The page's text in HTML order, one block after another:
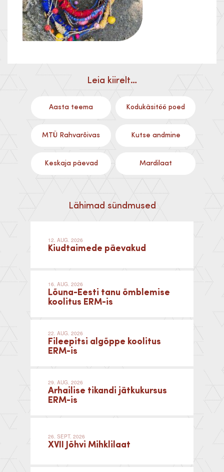
Leia kiirelt…
Aasta teema Kodukäsitöö poed
MTÜ Rahvarõivas Kutse andmine
Keskaja päevad Mardilaat
Lähimad sündmused
12. AUG. 2026
Kiudtaimede päevakud
16. AUG. 2026
Lõuna-Eesti tanu õmblemise
koolitus ERM-is
22. AUG. 2026
Fileepitsi algõppe koolitus
ERM-is
29. AUG. 2026
Arhailise tikandi jätkukursus
ERM-is
26. SEPT. 2026
XVII Jõhvi Mihklilaat